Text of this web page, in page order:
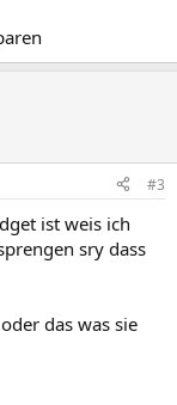
#3
ist weis ich
sry dass
das was sie